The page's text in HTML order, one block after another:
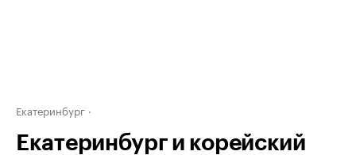
Екатеринбург
Екатеринбург и корейский